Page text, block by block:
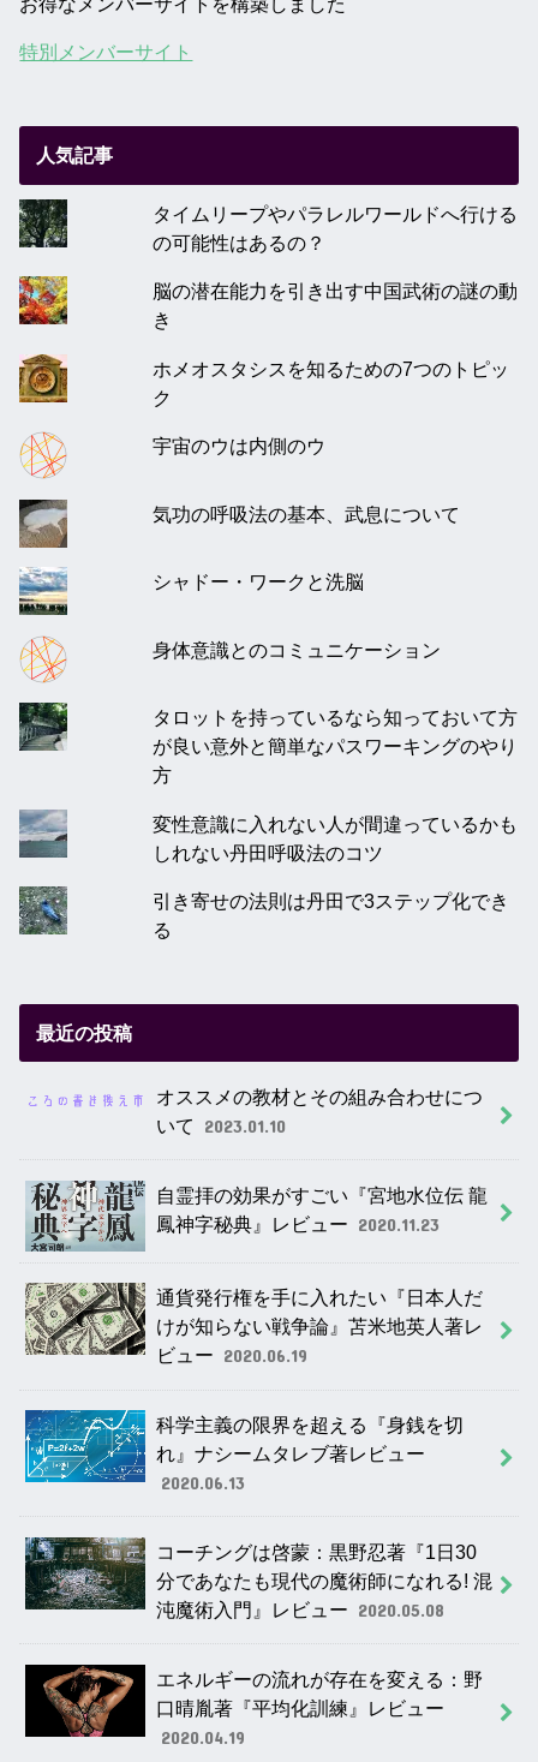
特別メンバーサイト
人気記事
タイムリープやパラレルワールドへ行ける
の可能性はあるの？
脳の潜在能力を引き出す中国武術の謎の動
き
ホメオスタシスを知るための7つのトピッ
ク
宇宙のウは内側のウ
気功の呼吸法の基本、武息について
シャドー・ワークと洗脳
身体意識とのコミュニケーション
タロットを持っているなら知っておいて方
が良い意外と簡単なパスワーキングのやり
方
変性意識に入れない人が間違っているかも
しれない丹田呼吸法のコツ
引き寄せの法則は丹田で3ステップ化でき
る
最近の投稿
オススメの教材とその組み合わせにつ
いて
2023.01.10
自霊拝の効果がすごい『宮地水位伝 龍
鳳神字秘典』レビュー 2020.11.23
通貨発行権を手に入れたい『日本人だ
けが知らない戦争論』苫米地英人著レ
ビュー 2020.06.19
科学主義の限界を超える『身銭を切
れ』ナシームタレブ著レビュー
2020.06.13
コーチングは啓蒙：黒野忍著『1日30
分であなたも現代の魔術師になれる! 混
沌魔術入門』レビュー 2020.05.08
エネルギーの流れが存在を変える：野
口晴胤著『平均化訓練』レビュー
2020.04.19